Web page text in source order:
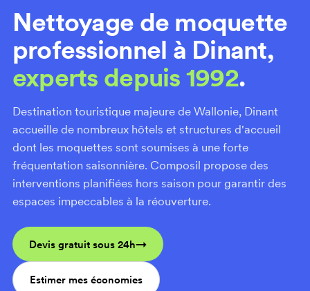
Nettoyage de moquette
professionnel à Dinant,
experts depuis 1992.
Destination touristique majeure de Wallonie, Dinant
accueille de nombreux hôtels et structures d'accueil
dont les moquettes sont soumises à une forte
fréquentation saisonnière. Composil propose des
interventions planifiées hors saison pour garantir des
espaces impeccables à la réouverture.
Devis gratuit sous 24h
Estimer mes économies